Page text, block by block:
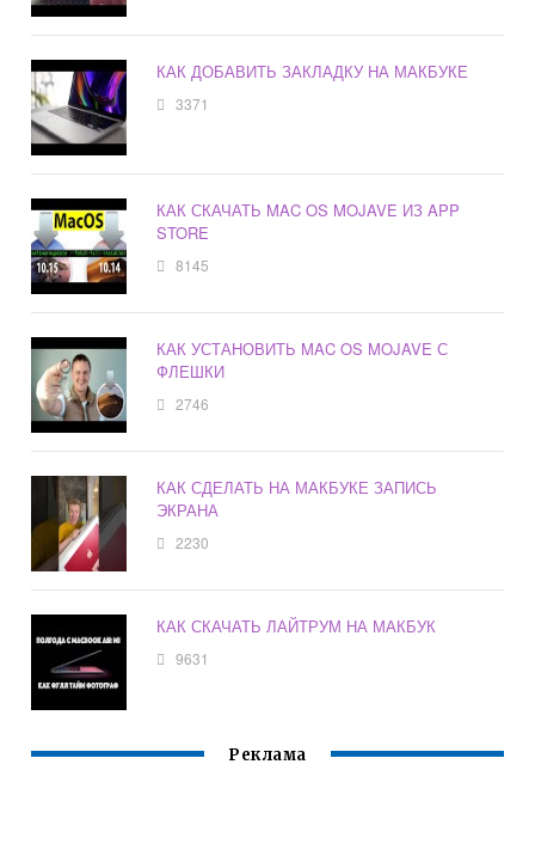
КАК ДОБАВИТЬ ЗАКЛАДКУ НА МАКБУКЕ
3371
КАК СКАЧАТЬ MAC OS MOJAVE ИЗ APP
STORE
8145
КАК УСТАНОВИТЬ MAC OS MOJAVE С
ФЛЕШКИ
2746
КАК СДЕЛАТЬ НА МАКБУКЕ ЗАПИСЬ
ЭКРАНА
2230
КАК СКАЧАТЬ ЛАЙТРУМ НА МАКБУК
9631
Реклама